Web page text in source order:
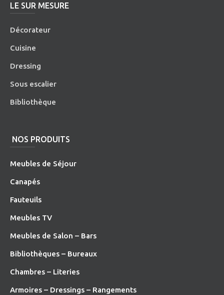
LE SUR MESURE
Décorateur
Cuisine
Dressing
Sous escalier
Bibliothèque
NOS PRODUITS
Meubles de Séjour
Canapés
Fauteuils
Meubles TV
Meubles de Salon – Bars
Bibliothèques – Bureaux
Chambres – Literies
Armoires – Dressings – Rangements